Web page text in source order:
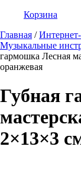
Корзина
Главная /
Музыкальные
гармошка Лесная
оранжевая
Губная
2×13×3